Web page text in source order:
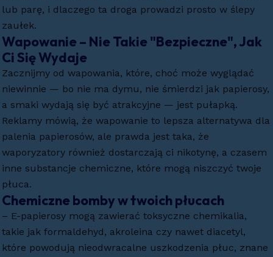
lub parę, i dlaczego ta droga prowadzi prosto w ślepy
zaułek.
Wapowanie – Nie Takie "Bezpieczne", Jak
Ci Się Wydaje
Zacznijmy od wapowania, które, choć może wyglądać
niewinnie — bo nie ma dymu, nie śmierdzi jak papierosy,
a smaki wydają się być atrakcyjne — jest pułapką.
Reklamy mówią, że wapowanie to lepsza alternatywa dla
palenia papierosów, ale prawda jest taka, że
waporyzatory również dostarczają ci nikotynę, a czasem
inne substancje chemiczne, które mogą niszczyć twoje
płuca.
Chemiczne bomby w twoich płucach
– E-papierosy mogą zawierać toksyczne chemikalia,
takie jak formaldehyd, akroleina czy nawet diacetyl,
które powodują nieodwracalne uszkodzenia płuc, znane